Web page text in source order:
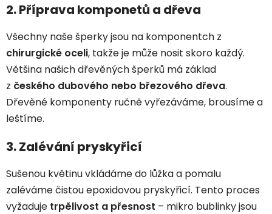
2. Příprava komponetů a dřeva
Všechny naše šperky jsou na komponentch z
chirurgické oceli, takže je může nosit skoro každý.
Většina našich dřevěných šperků má základ
z českého dubového nebo březového dřeva.
Dřevěné komponenty ručně vyřezáváme, brousíme a
leštíme.
3. Zalévání pryskyřicí
Sušenou květinu vkládáme do lůžka a pomalu
zaléváme čistou epoxidovou pryskyřicí. Tento proces
vyžaduje trpělivost a přesnost – mikro bublinky jsou